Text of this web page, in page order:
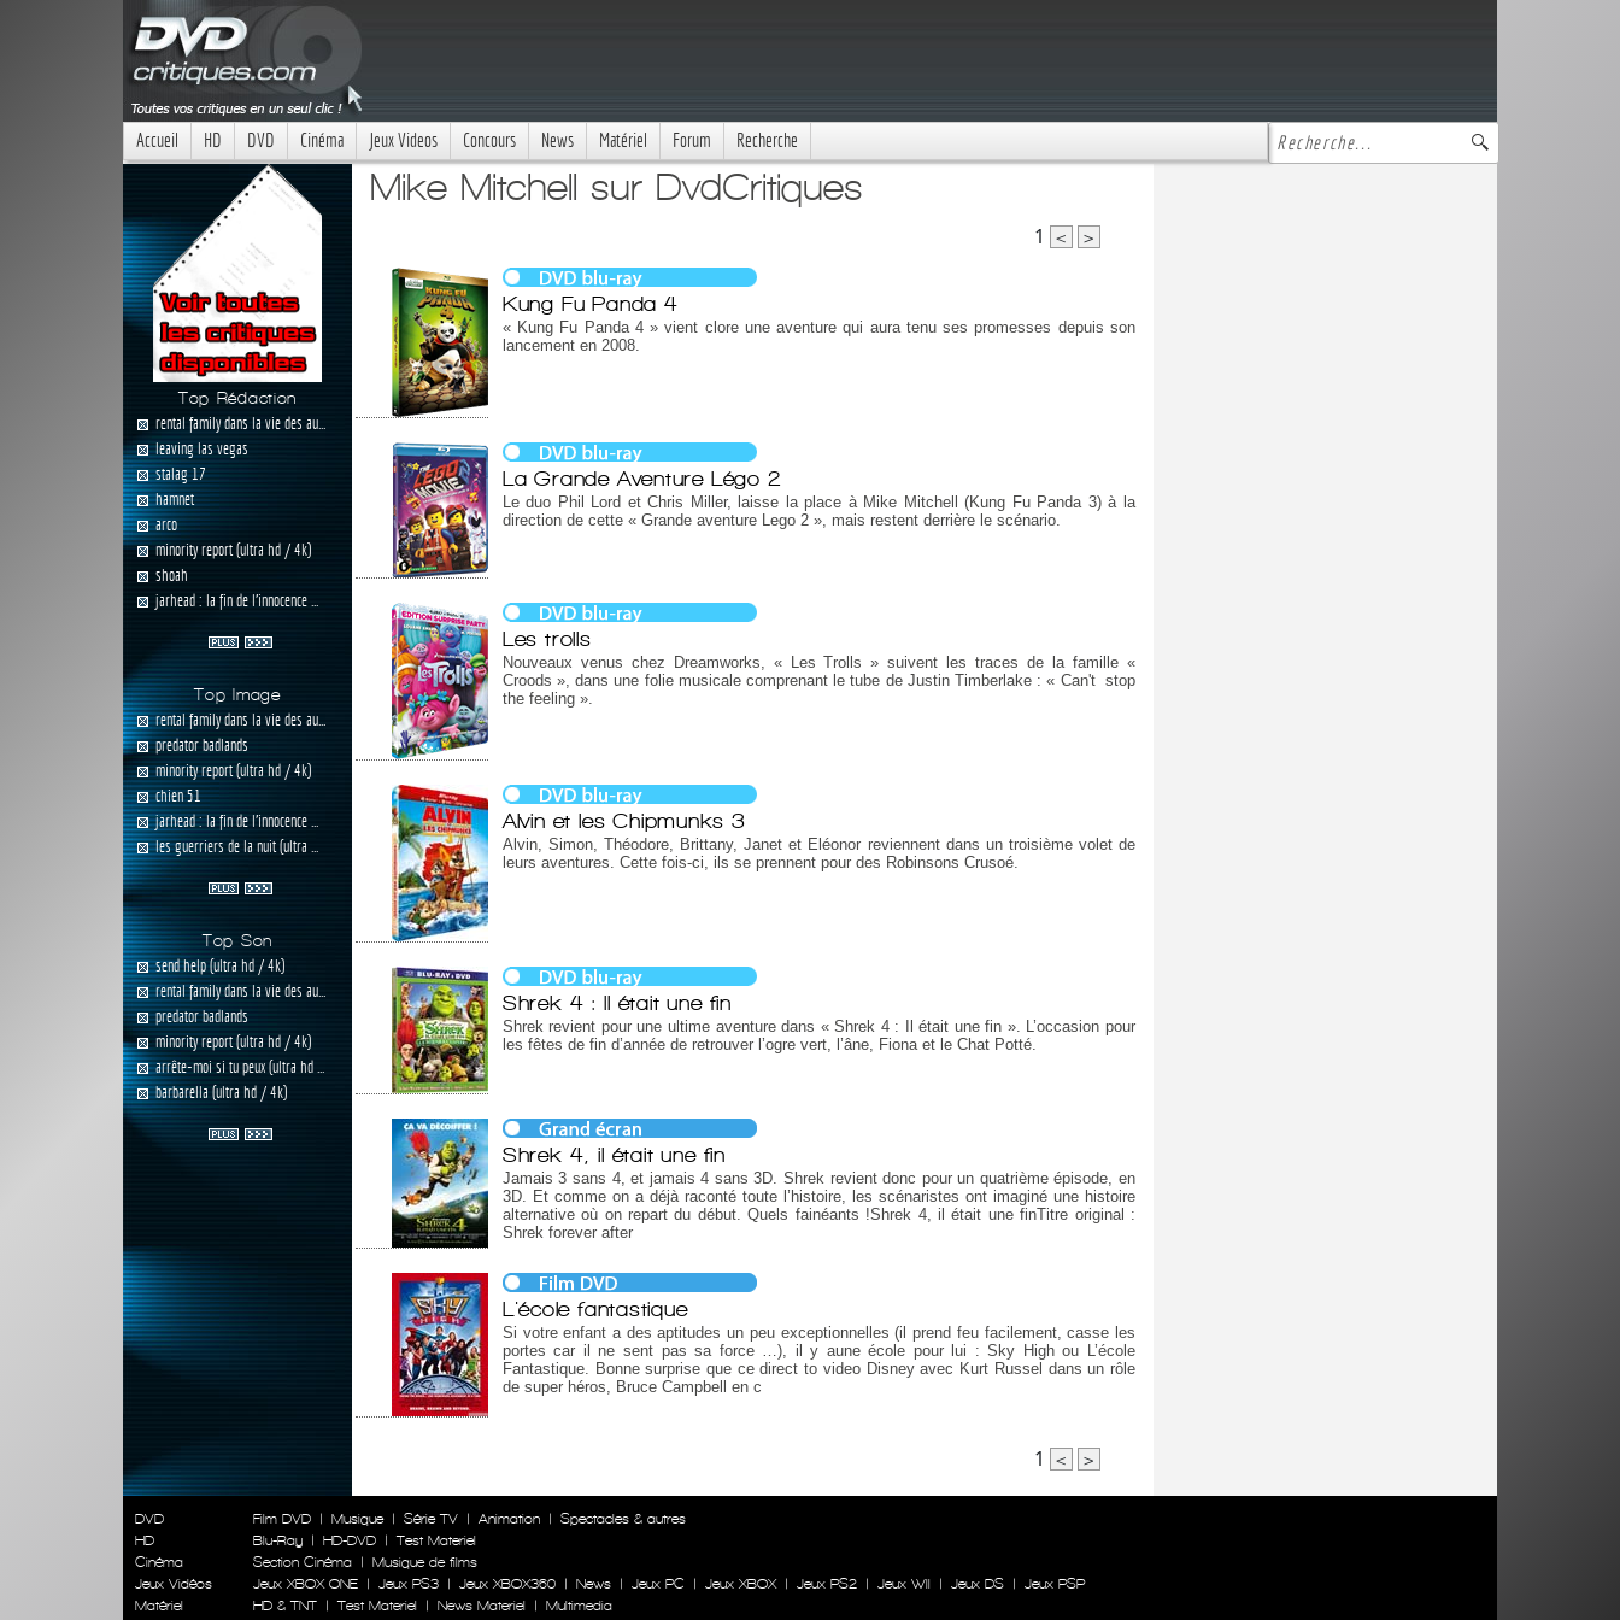
Accueil HD DVD Cinéma Jeux Videos Concours News Matériel Forum Recherche
Top Rédaction
rental family dans la vie des au...
leaving las vegas
stalag 17
hamnet
arco
minority report (ultra hd / 4k)
shoah
jarhead : la fin de l'innocence ...
Top Image
rental family dans la vie des au...
predator badlands
minority report (ultra hd / 4k)
chien 51
jarhead : la fin de l'innocence ...
les guerriers de la nuit (ultra ...
Top Son
send help (ultra hd / 4k)
rental family dans la vie des au...
predator badlands
minority report (ultra hd / 4k)
arrête-moi si tu peux (ultra hd ...
barbarella (ultra hd / 4k)
Mike Mitchell sur DvdCritiques
1 < >
Kung Fu Panda 4
« Kung Fu Panda 4 » vient clore une aventure qui aura tenu ses promesses depuis son
lancement en 2008.
La Grande Aventure Légo 2
Le duo Phil Lord et Chris Miller, laisse la place à Mike Mitchell (Kung Fu Panda 3) à la
direction de cette « Grande aventure Lego 2 », mais restent derrière le scénario.
Les trolls
Nouveaux venus chez Dreamworks, « Les Trolls » suivent les traces de la famille «
Croods », dans une folie musicale comprenant le tube de Justin Timberlake : « Can't stop
the feeling ».
Alvin et les Chipmunks 3
Alvin, Simon, Théodore, Brittany, Janet et Eléonor reviennent dans un troisième volet de
leurs aventures. Cette fois-ci, ils se prennent pour des Robinsons Crusoé.
Shrek 4 : Il était une fin
Shrek revient pour une ultime aventure dans « Shrek 4 : Il était une fin ». L’occasion pour
les fêtes de fin d’année de retrouver l’ogre vert, l’âne, Fiona et le Chat Potté.
Shrek 4, il était une fin
Jamais 3 sans 4, et jamais 4 sans 3D. Shrek revient donc pour un quatrième épisode, en
3D. Et comme on a déjà raconté toute l’histoire, les scénaristes ont imaginé une histoire
alternative où on repart du début. Quels fainéants !Shrek 4, il était une finTitre original :
Shrek forever after
L'école fantastique
Si votre enfant a des aptitudes un peu exceptionnelles (il prend feu facilement, casse les
portes car il ne sent pas sa force …), il y aune école pour lui : Sky High ou L’école
Fantastique. Bonne surprise que ce direct to video Disney avec Kurt Russel dans un rôle
de super héros, Bruce Campbell en c
1 < >
DVD
HD
Cinéma
Jeux Vidéos
Matériel
Film DVD | Musique | Série TV | Animation |
Spectacles & autres
Blu-Ray
| HD-DVD |
Test Materiel
Section Cinéma
|
Musique de films
Jeux XBOX ONE
| Jeux PS3 | Jeux XBOX360 | News | Jeux PC | Jeux XBOX | Jeux PS2 | Jeux WII | Jeux DS |
Jeux PSP
HD & TNT
| Test Materiel | News Materiel |
Multimedia